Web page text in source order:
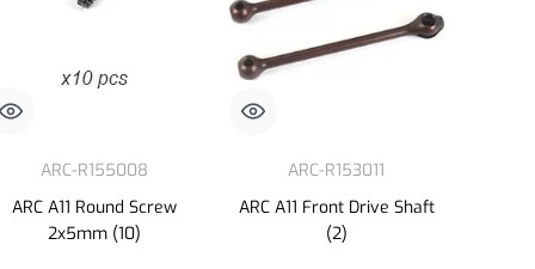
ARC-R155008
ARC A11 Round Screw
2x5mm (10)
ARC-R153011
ARC A11 Front Drive Shaft
(2)